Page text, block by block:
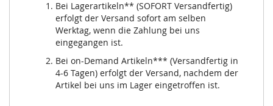
Bei Lagerartikeln** (SOFORT Versandfertig)
erfolgt der Versand sofort am selben
Werktag, wenn die Zahlung bei uns
eingegangen ist.
Bei on-Demand Artikeln*** (Versandfertig in
4-6 Tagen) erfolgt der Versand, nachdem der
Artikel bei uns im Lager eingetroffen ist.